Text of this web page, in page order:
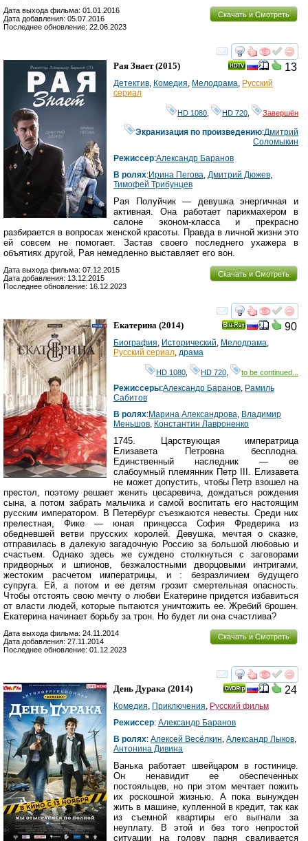
Скачать и Смотреть
Дата выхода фильма: 01.01.2016
Дата добавления: 05.07.2016
Последнее обновление: 22.06.2023
смотреть
13
Рая Знает(2015)
Детектив, Комедия, Мелодрама, Русский
сериал
HD 1080, HD 720, Завершён
Экранизация по произведению:Дмитрий
Соломыкин
Режиссер:Александр Баранов
В ролях:Ирина Пегова, Дмитрий Дюжев,
Тимофей Трибунцев
Рая Полуйчик — девушка энергичная и
активная. Она работает парикмахером в
салоне эконом-класса и прекрасно
разбирается в вопросах женской красоты. Правда в личной жизни это
ей совсем не помогает. Застав своего последнего ухажера в
объятиях другой, Рая немедленно выставляет его вон.
Скачать и Смотреть
Дата выхода фильма: 07.12.2015
Дата добавления: 13.12.2015
Последнее обновление: 16.12.2023
смотреть
90
Екатерина (2014)
Биография, Исторический, Мелодрама,
Русский сериал, драма
HD 1080 HD 720 to be continued...
Режиссеры:Александр Баранов, Рамиль
Сабитов
В ролях:Марина Александрова, Владимир
Меньшов, Константин Лавроненко
1745. Царствующая императрица
Елизавета Петровна бесплодна.
Единственный наследник — ее
слабоумный племянник Петр III. Елизавета
не может допустить, чтобы Петр взошел на
престол, поэтому решает женить цесаревича, дождаться рождения
сына, а потом забрать мальчика и самой воспитать его настоящим
русским императором. В Петербург съезжаются невесты. Среди них
прелестная, Фике — юная принцесса София Фредерика из
обедневшей ветви прусских королей. Девушка, мечтая о сказке,
отправилась в далекую загадочную Россию за большой любовью и
счастьем. Однако здесь же суждено столкнуться с заговорами
придворных и шпионов, безжалостными дворцовыми интригами,
жестоким расчетом императрицы, и : безразличием будущего
супруга. Ей, а потом и ее детям грозит смертельная опасность.
Чтобы отстоять свою мечту о любви Екатерине придется избавиться
от власти людей, которые пытаются уничтожить ее. Жребий брошен.
Екатерина начинает борьбу за трон. Но будет ли она счастлива?
Скачать и Смотреть
Дата выхода фильма: 24.11.2014
Дата добавления: 27.11.2014
Последнее обновление: 01.12.2023
смотреть
24
День Дурака (2014)
Комедия, Приключения, Русский фильм
Режиссер: Александр Баранов
В ролях: Алексей Весёлкин, Александр Лыков,
Антонина Дивина
Ванька работает швейцаром в гостинице.
Он ненавидит ее обеспеченных
постояльцев, но при этом мечтает пожить
их роскошной жизнью. А пока вынужден
жить в машине, купленной в кредит, так как
из съемной квартиры его выгнали за
неуплату. В этой и без того непростой
ситуации на голову парня сваливается